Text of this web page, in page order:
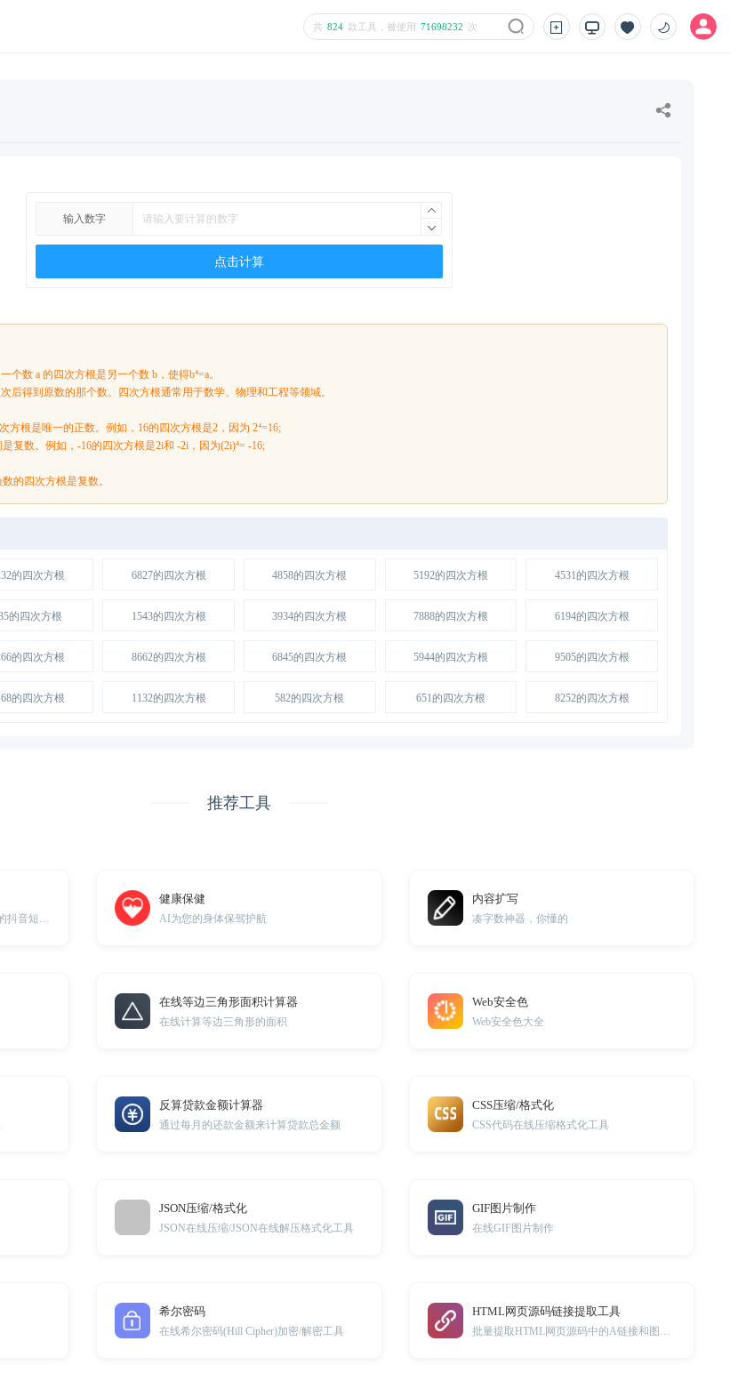
共 824 款工具，被使用 71698232 次
输入数字
点击计算
数 a 的四次方根是另一个数 b，使得b⁴=a。
后得到原数的那个数。四次方根通常用于数学、物理和工程等领域。
方根是唯一的正数。例如，16的四次方根是2，因为 2⁴=16;
复数。例如，-16的四次方根是2i和 -2i，因为(2i)⁴= -16;
的四次方根是复数。
的四次方根 6827的四次方根 4858的四次方根 5192的四次方根 4531的四次方根
的四次方根 1543的四次方根 3934的四次方根 7888的四次方根 6194的四次方根
的四次方根 8662的四次方根 6845的四次方根 5944的四次方根 9505的四次方根
的四次方根 1132的四次方根 582的四次方根 651的四次方根 8252的四次方根
推荐工具
健康保健
AI为您的身体保驾护航
内容扩写
凑字数神器，你懂的
在线等边三角形面积计算器
在线计算等边三角形的面积
Web安全色
Web安全色大全
反算贷款金额计算器
通过每月的还款金额来计算贷款总金额
CSS压缩/格式化
CSS代码在线压缩格式化工具
JSON压缩/格式化
JSON在线压缩/JSON在线解压格式化工具
GIF图片制作
在线GIF图片制作
希尔密码
在线希尔密码(Hill Cipher)加密/解密工具
HTML网页源码链接提取工具